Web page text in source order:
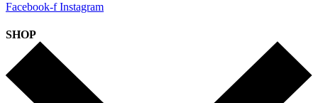
Facebook-f Instagram
SHOP